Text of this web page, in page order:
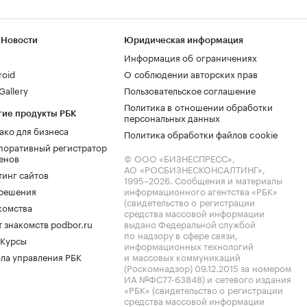
продукты РБК
для бизнеса
регистратор
сайтов
знакомств podbor.ru
управления РБК
Юридическая информация
Информация об ограничениях
О соблюдении авторских прав
Пользовательское соглашение
Политика в отношении обработки
персональных данных
Политика обработки файлов cookie
© ООО «БИЗНЕСПРЕСС»,
АО «РОСБИЗНЕСКОНСАЛТИНГ»,
1995–2026. Сообщения и материалы
информационного агентства «РБК»
(свидетельство о регистрации
средства массовой информации
выдано Федеральной службой
по надзору в сфере связи,
информационных технологий
и массовых коммуникаций
(Роскомнадзор) 09.12.2015 за номером
ИА №ФС77-63848) и сетевого издания
«РБК» (свидетельство о регистрации
средства массовой информации